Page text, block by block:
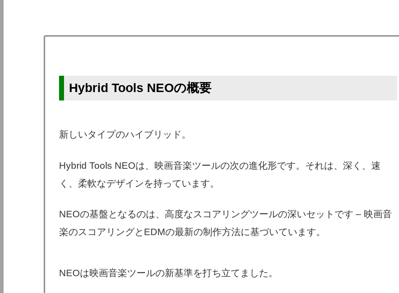
Hybrid Tools NEOの概要
新しいタイプのハイブリッド。
Hybrid Tools NEOは、映画音楽ツールの次の進化形です。それは、深く、速
く、柔軟なデザインを持っています。
NEOの基盤となるのは、高度なスコアリングツールの深いセットです – 映画音
楽のスコアリングとEDMの最新の制作方法に基づいています。
NEOは映画音楽ツールの新基準を打ち立てました。